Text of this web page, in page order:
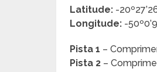
Latitude: -
Longitude: -
Pista 1 –
Pista 2 –